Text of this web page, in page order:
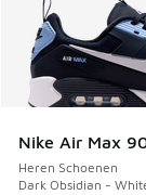
Nike Air Max
Heren Schoenen
Dark Obsidian -